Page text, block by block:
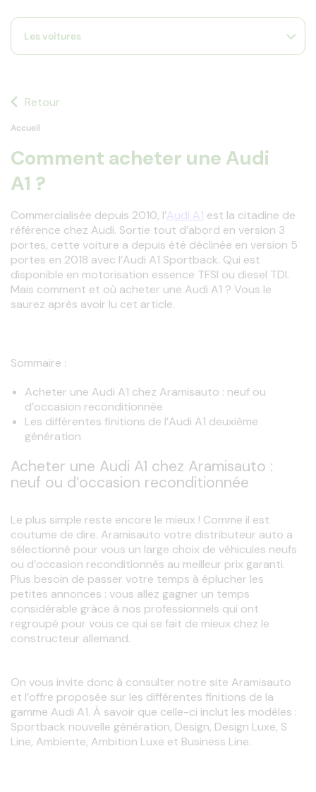
Les voitures
Retour
Accueil
Comment acheter une Audi
A1 ?
Commercialisée depuis 2010, l’Audi A1 est la citadine de
référence chez Audi. Sortie tout d’abord en version 3
portes, cette voiture a depuis été déclinée en version 5
portes en 2018 avec l’Audi A1 Sportback. Qui est
disponible en motorisation essence TFSI ou diesel TDI.
Mais comment et où acheter une Audi A1 ? Vous le
saurez après avoir lu cet article.
Sommaire :
Acheter une Audi A1 chez Aramisauto : neuf ou
d’occasion reconditionnée
Les différentes finitions de l’Audi A1 deuxième
génération
Acheter une Audi A1 chez Aramisauto :
neuf ou d’occasion reconditionnée
Le plus simple reste encore le mieux ! Comme il est
coutume de dire. Aramisauto votre distributeur auto a
sélectionné pour vous un large choix de véhicules neufs
ou d’occasion reconditionnés au meilleur prix garanti.
Plus besoin de passer votre temps à éplucher les
petites annonces : vous allez gagner un temps
considérable grâce à nos professionnels qui ont
regroupé pour vous ce qui se fait de mieux chez le
On vous invite donc à consulter notre site Aramisauto
et l’offre proposée sur les différentes finitions de la
gamme Audi A1. À savoir que celle-ci inclut les modèles :
Sportback nouvelle génération, Design, Design Luxe, S
Line, Ambiente, Ambition Luxe et Business Line.